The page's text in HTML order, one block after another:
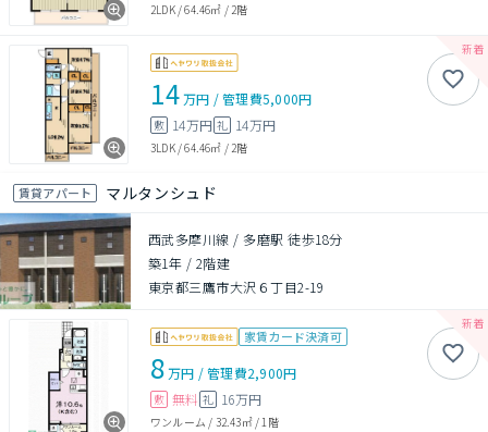
2LDK/64.46㎡ /2階
14万円 /管理費5,000円
敷 14万円 礼 14万円
3LDK/64.46㎡ /2階
賃貸アパート マルタンシュド
西武多摩川線 / 多磨駅 徒歩18分
築1年 / 2階建
東京都三鷹市大沢６丁目2-19
家賃カード決済可
8万円 /管理費2,900円
敷 無料 礼 16万円
ワンルーム / 32.43㎡/1階